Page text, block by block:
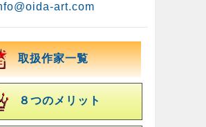
art.com
取扱作家一覧
８つのメリット